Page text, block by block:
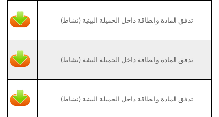
تدفق المادة والطاقة داخل الحميلة البيئية (نشاط)
تدفق المادة والطاقة داخل الحميلة البيئية (نشاط)
تدفق المادة والطاقة داخل الحميلة البيئية (نشاط)